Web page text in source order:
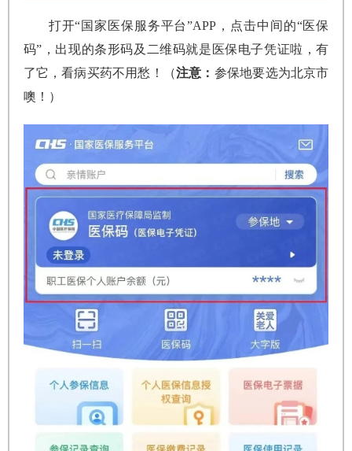
打开“国家医保服务平台”APP，点击中间的“医保
码”，出现的条形码及二维码就是医保电子凭证啦，有
了它，看病买药不用愁！（注意： 参保地要选为北京市
噢！）